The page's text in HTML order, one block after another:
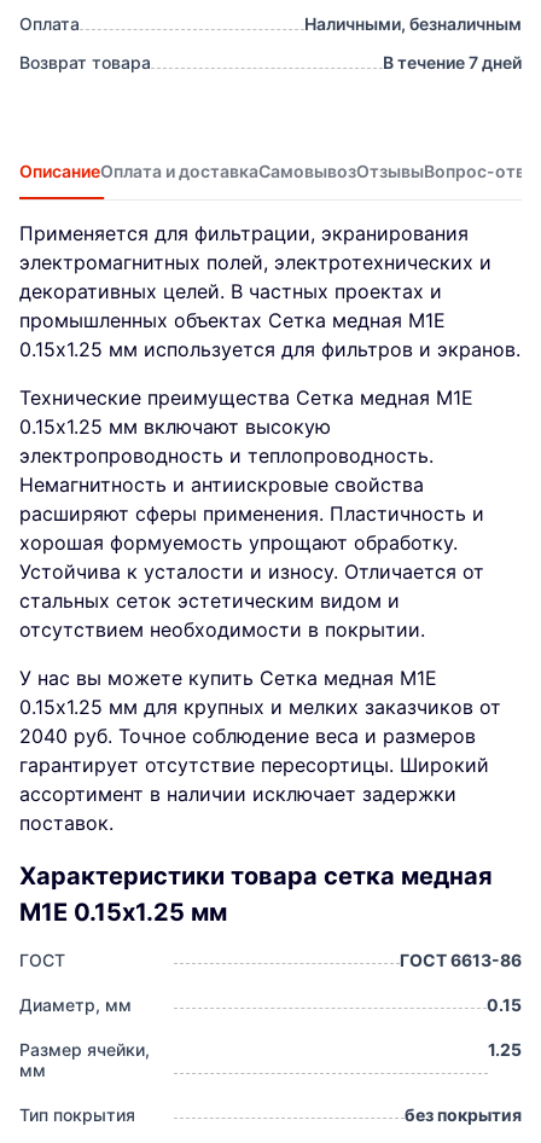
Оплата
Наличными, безналичным
Возврат товара
В течение 7 дней
ОписаниеОплата и доставкаСамовывозОтзывыВопрос-
Применяется для фильтрации, экранирования
электромагнитных полей, электротехнических и
декоративных целей. В частных проектах и
промышленных объектах Сетка медная М1Е
0.15х1.25 мм используется для фильтров и экранов.
Технические преимущества Сетка медная М1Е
0.15х1.25 мм включают высокую
электропроводность и теплопроводность.
Немагнитность и антиискровые свойства
расширяют сферы применения. Пластичность и
хорошая формуемость упрощают обработку.
Устойчива к усталости и износу. Отличается от
стальных сеток эстетическим видом и
отсутствием необходимости в покрытии.
У нас вы можете купить Сетка медная М1Е
0.15х1.25 мм для крупных и мелких заказчиков от
2040 руб. Точное соблюдение веса и размеров
гарантирует отсутствие пересортицы. Широкий
ассортимент в наличии исключает задержки
поставок.
Характеристики товара сетка медная
М1Е 0.15х1.25 мм
ГОСТ ГОСТ 6613-86
Диаметр, мм 0.15
Размер ячейки,
мм
1.25
Тип покрытия без покрытия